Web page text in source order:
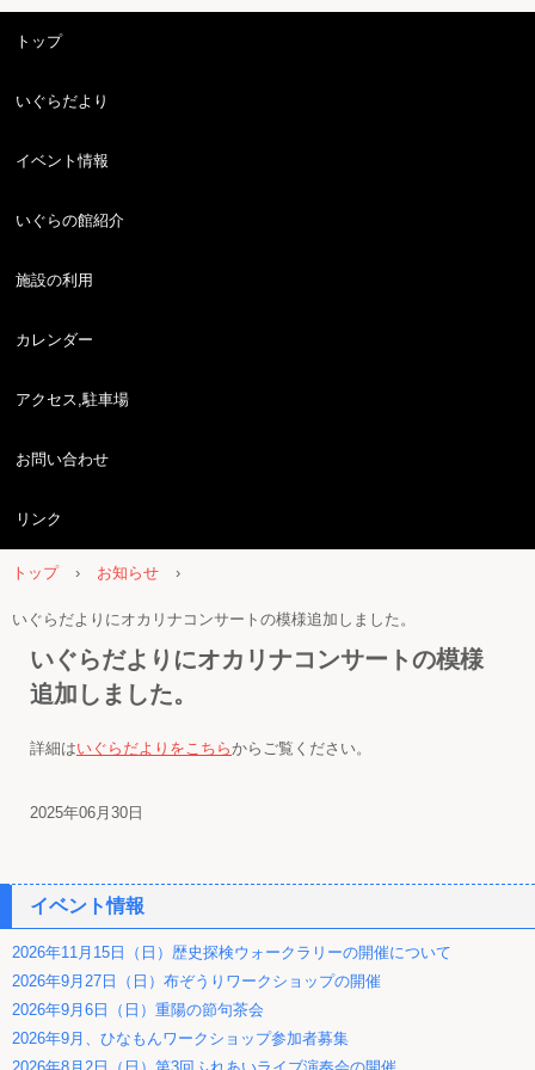
トップ
いぐらだより
イベント情報
いぐらの館紹介
施設の利用
カレンダー
アクセス,駐車場
お問い合わせ
リンク
トップ › お知らせ ›
いぐらだよりにオカリナコンサートの模様追加しました。
いぐらだよりにオカリナコンサートの模様
追加しました。
詳細はいぐらだよりをこちらからご覧ください。
2025年06月30日
イベント情報
2026年11月15日（日）歴史探検ウォークラリーの開催について
2026年9月27日（日）布ぞうりワークショップの開催
2026年9月6日（日）重陽の節句茶会
2026年9月、ひなもんワークショップ参加者募集